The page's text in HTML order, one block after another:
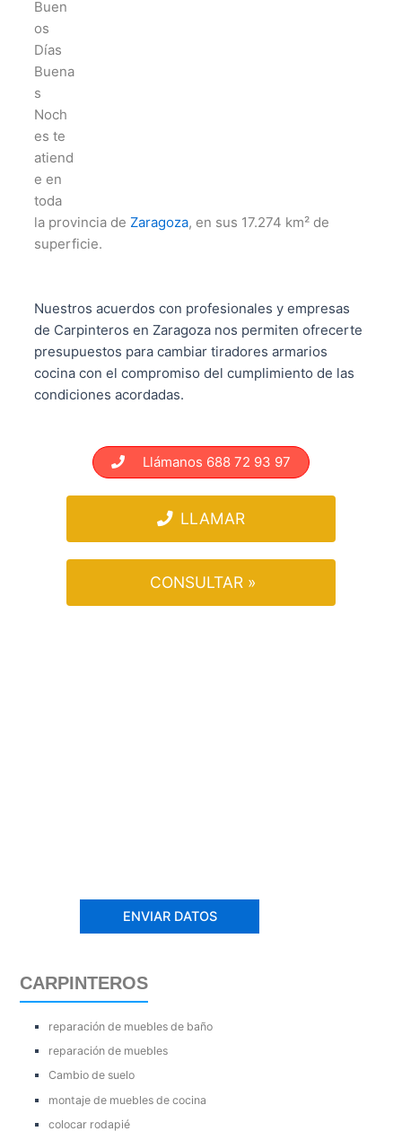
Buen
os
Días
Buena
s
Noch
es te
atiend
e en
toda
la provincia de Zaragoza, en sus 17.274 km² de
superficie.
Nuestros acuerdos con profesionales y empresas
de Carpinteros en Zaragoza nos permiten ofrecerte
presupuestos para cambiar tiradores armarios
cocina con el compromiso del cumplimiento de las
condiciones acordadas.
Llámanos 688 72 93 97
LLAMAR
CONSULTAR »
CARPINTEROS
reparación de muebles de baño
reparación de muebles
Cambio de suelo
montaje de muebles de cocina
colocar rodapié